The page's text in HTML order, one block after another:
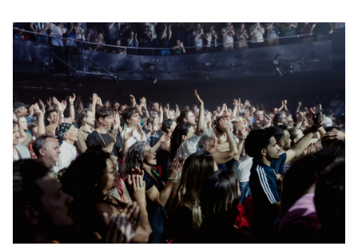
FESTIVAL
LES
Dina
5 DÉCEMBRE